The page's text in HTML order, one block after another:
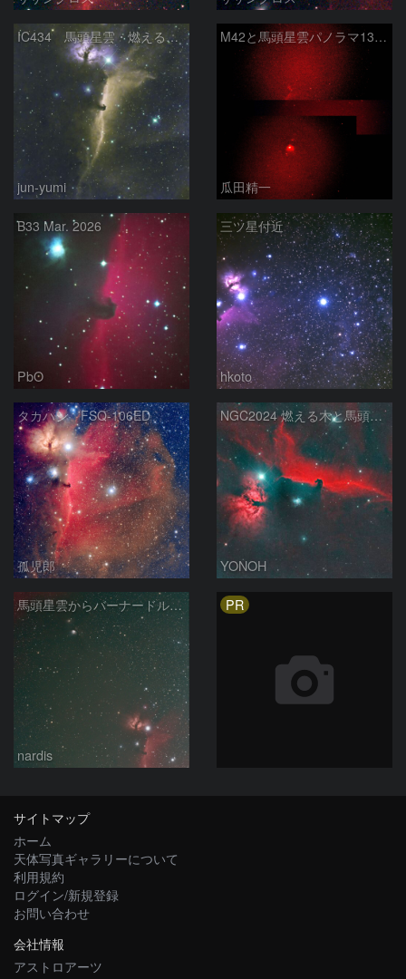
IC434 馬頭星雲・燃える木星雲
jun-yumi
M42と馬頭星雲パノラマ135mm
瓜田精一
B33 Mar. 2026
PbO
三ツ星付近
hkoto
タカハシ FSQ-106ED
孤児郎
NGC2024 燃える木と馬頭星雲
YONOH
馬頭星雲からバーナードループ 2026/03/12
nardis
PR
サイトマップ
ホーム
天体写真ギャラリーについて
利用規約
ログイン/新規登録
お問い合わせ
会社情報
アストロアーツ